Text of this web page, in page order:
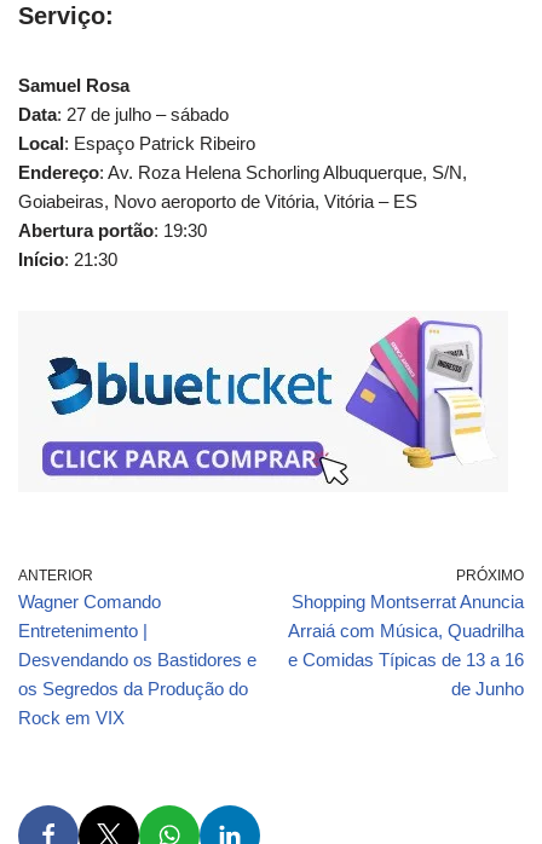
Serviço:
Samuel Rosa
Data: 27 de julho – sábado
Local: Espaço Patrick Ribeiro
Endereço: Av. Roza Helena Schorling Albuquerque, S/N,
Goiabeiras, Novo aeroporto de Vitória, Vitória – ES
Abertura portão: 19:30
Início: 21:30
ANTERIOR
Wagner Comando
Entretenimento |
Desvendando os Bastidores e
os Segredos da Produção do
Rock em VIX
PRÓXIMO
Shopping Montserrat Anuncia
Arraiá com Música, Quadrilha
e Comidas Típicas de 13 a 16
de Junho